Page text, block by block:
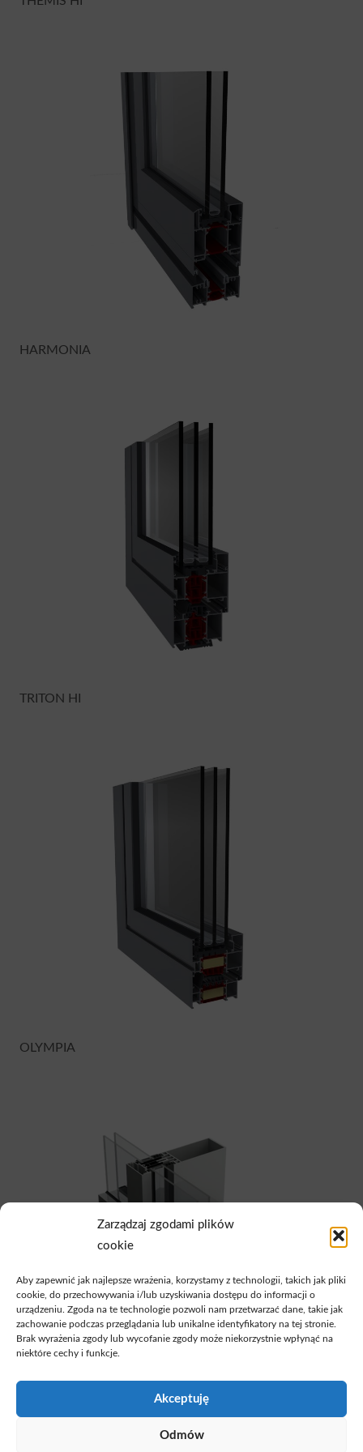
Zarządzaj zgodami plików
cookie
Aby zapewnić jak najlepsze wrażenia, korzystamy z technologii, takich jak pliki
cookie, do przechowywania i/lub uzyskiwania dostępu do informacji o
urządzeniu. Zgoda na te technologie pozwoli nam przetwarzać dane, takie jak
zachowanie podczas przeglądania lub unikalne identyfikatory na tej stronie.
Brak wyrażenia zgody lub wycofanie zgody może niekorzystnie wpłynąć na
niektóre cechy i funkcje.
Akceptuję
Odmów
HARMONIA
TRITON HI
OLYMPIA